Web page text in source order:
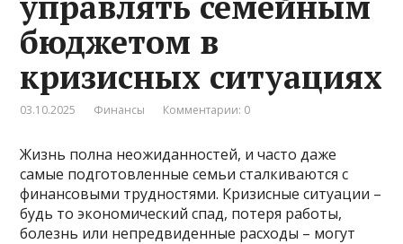
бюджетом в
кризисных ситуациях
03.10.2025 Финансы Комментарии: 0
Жизнь полна неожиданностей, и часто даже
самые подготовленные семьи сталкиваются с
финансовыми трудностями. Кризисные ситуации –
будь то экономический спад, потеря работы,
болезнь или непредвиденные расходы – могут